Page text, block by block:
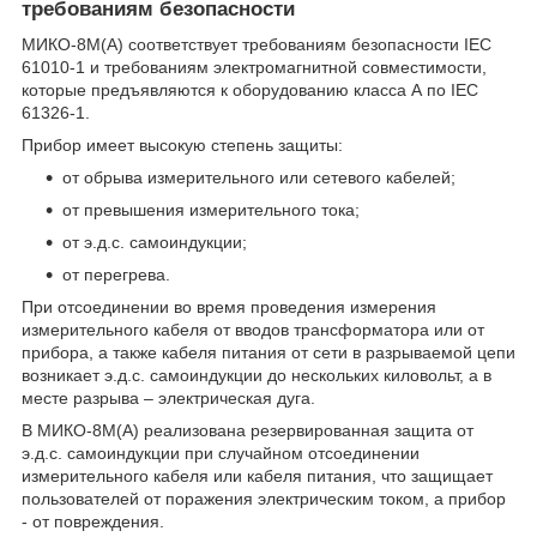
требованиям безопасности
МИКО-8М(А) соответствует требованиям безопасности IEC
61010-1 и требованиям электромагнитной совместимости,
которые предъявляются к оборудованию класса А по IEC
61326-1.
Прибор имеет высокую степень защиты:
от обрыва измерительного или сетевого кабелей;
от превышения измерительного тока;
от э.д.с. самоиндукции;
от перегрева.
При отсоединении во время проведения измерения
измерительного кабеля от вводов трансформатора или от
прибора, а также кабеля питания от сети в разрываемой цепи
возникает э.д.с. самоиндукции до нескольких киловольт, а в
месте разрыва – электрическая дуга.
В МИКО-8М(А) реализована резервированная защита от
э.д.с. самоиндукции при случайном отсоединении
измерительного кабеля или кабеля питания, что защищает
пользователей от поражения электрическим током, а прибор
- от повреждения.